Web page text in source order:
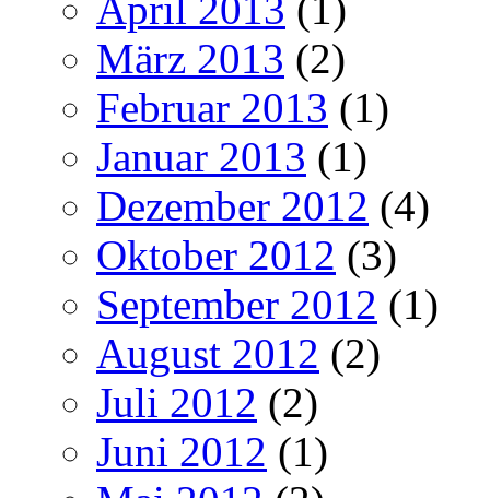
März 2013 (2)
Februar 2013 (1)
Januar 2013 (1)
Dezember 2012 (4)
Oktober 2012 (3)
September 2012 (1)
August 2012 (2)
Juli 2012 (2)
Juni 2012 (1)